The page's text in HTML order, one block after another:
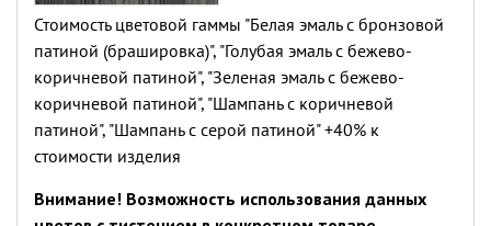
(увеличить)
Стоимость цветовой гаммы "Белая эмаль с бронзовой
патиной (брашировка)", "Голубая эмаль с бежево-
коричневой патиной", "Зеленая эмаль с бежево-
коричневой патиной", "Шампань с коричневой
патиной", "Шампань с серой патиной" +40% к
стоимости изделия
Внимание! Возможность использования данных